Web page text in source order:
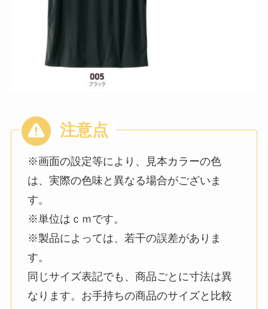
※画面の設定等により、見本カラーの色
は、実際の色味と異なる場合がございま
す。
※単位はｃｍです。
※製品によっては、若干の誤差がありま
す。
同じサイズ表記でも、商品ごとに寸法は異
なります。お手持ちの商品のサイズと比較